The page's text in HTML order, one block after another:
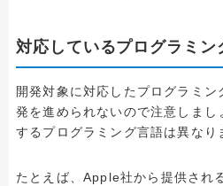
対応しているプログラミン
開発対象に対応したプログラミン
発を進められないので注意しま
するプログラミング言語は異なり
たとえば、Apple社から提供され